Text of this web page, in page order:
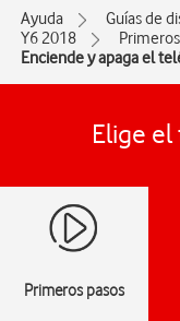
Ayuda Guías de
Y6 2018
Enciende y apaga el
Elige
Primeros pasos